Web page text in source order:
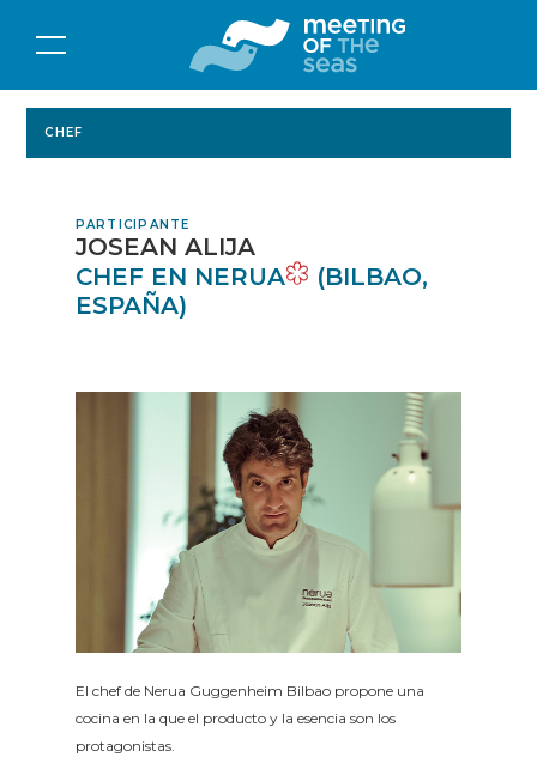
CHEF
PARTICIPANTE
JOSEAN ALIJA
CHEF EN NERUA
(BILBAO,
ESPAÑA)
El chef de Nerua Guggenheim Bilbao propone una
cocina en la que el producto y la esencia son los
protagonistas.